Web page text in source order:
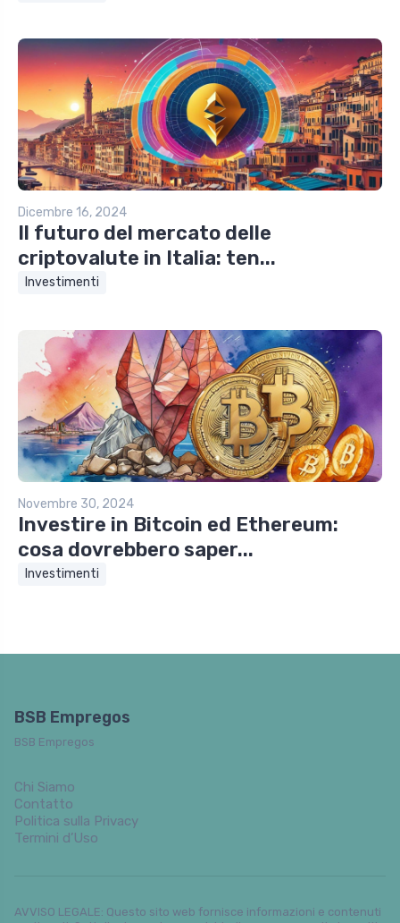
Dicembre 16, 2024
Il futuro del mercato delle
criptovalute in Italia: ten...
Investimenti
Novembre 30, 2024
Investire in Bitcoin ed Ethereum:
cosa dovrebbero saper...
Investimenti
BSB Empregos
BSB Empregos
Chi Siamo
Contatto
Politica sulla Privacy
Termini d’Uso
AVVISO LEGALE: Questo sito web fornisce informazioni e contenuti